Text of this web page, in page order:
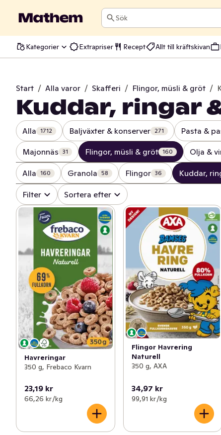
Sök
Kategorier Extrapriser Recept Allt till kräftskivan
Start / Alla varor / Skafferi / Flingor, müsli & gröt /
Kuddar, ringar
Alla 1712 Baljväxter & konserver 271 Pasta &
Majonnäs 31 Flingor, müsli & gröt 160 Olja &
Alla 160 Granola 58 Flingor 36 Kuddar,
Filter Sortera efter
Havreringar
350 g, Frebaco Kvarn
23,19 kr
66,26 kr /kg
Flingor Havrering
Naturell
350 g, AXA
34,97 kr
99,91 kr /kg